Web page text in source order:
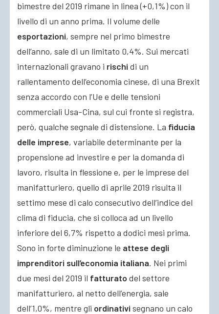
bimestre del 2019 rimane in linea (+0,1%) con il
livello di un anno prima. Il volume delle
esportazioni, sempre nel primo bimestre
dell’anno, sale di un limitato 0,4%. Sui mercati
internazionali gravano i rischi di un
rallentamento dell’economia cinese, di una Brexit
senza accordo con l’Ue e delle tensioni
commerciali Usa-Cina, sul cui fronte si registra,
però, qualche segnale di distensione. La fiducia
delle imprese, variabile determinante per la
propensione ad investire e per la domanda di
lavoro, risulta in flessione e, per le imprese del
manifatturiero, quello di aprile 2019 risulta il
settimo mese di calo consecutivo dell’indice del
clima di fiducia, che si colloca ad un livello
inferiore del 6,7% rispetto a dodici mesi prima.
Sono in forte diminuzione le attese degli
imprenditori sull’economia italiana. Nei primi
due mesi del 2019 il fatturato del settore
manifatturiero, al netto dell’energia, sale
dell’1,0%, mentre gli ordinativi segnano un calo